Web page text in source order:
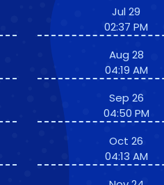
Jul 29
02:37 PM
Aug 28
04:19 AM
Sep 26
04:50 PM
Oct 26
04:13 AM